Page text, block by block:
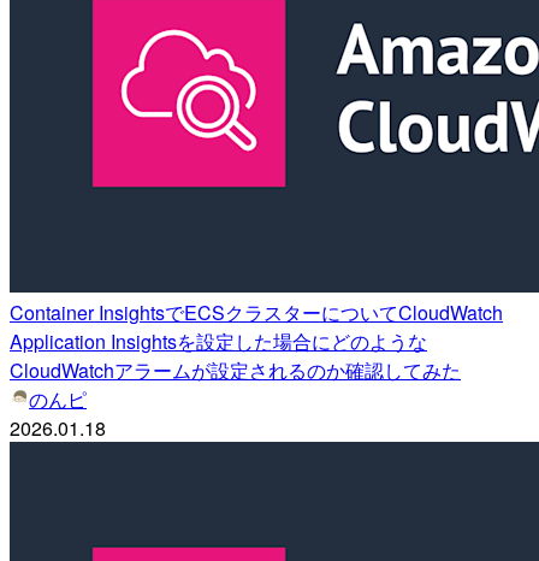
Container InsightsでECSクラスターについてCloudWatch
Application Insightsを設定した場合にどのような
CloudWatchアラームが設定されるのか確認してみた
のんピ
2026.01.18